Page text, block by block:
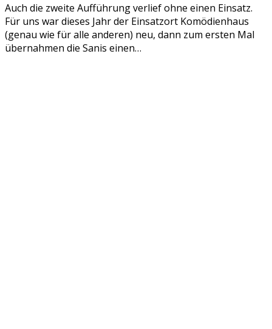
Auch die zweite Aufführung verlief ohne einen Einsatz.
Für uns war dieses Jahr der Einsatzort Komödienhaus
(genau wie für alle anderen) neu, dann zum ersten Mal
übernahmen die Sanis einen…